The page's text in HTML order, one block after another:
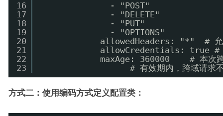
16
17
18
19
20
21
22
23
- "POST"
- "DELETE"
- "PUT"
- "OPTIONS"
allowedHeaders: "*"  # 允
allowCredentials: true #
maxAge: 360000    # 本次
# 有效期内，跨域请求
方式二：使用编码方式定义配置类：